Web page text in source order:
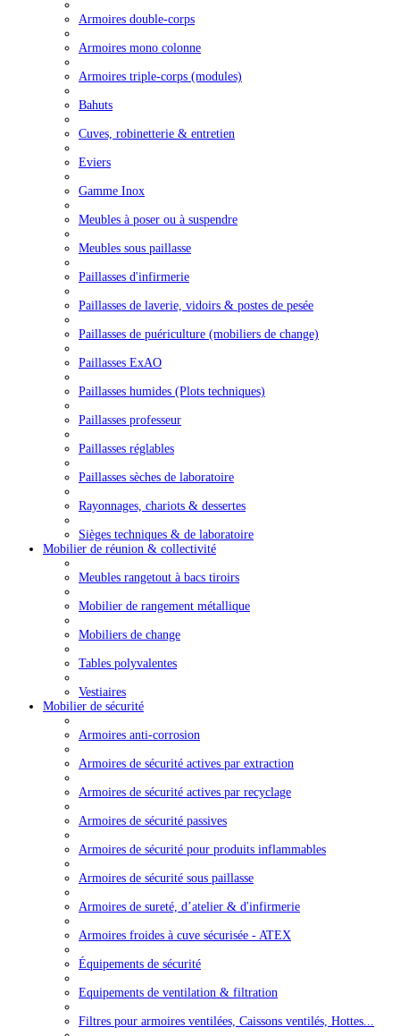
Armoires double-corps
Armoires mono colonne
Armoires triple-corps (modules)
Bahuts
Cuves, robinetterie & entretien
Eviers
Gamme Inox
Meubles à poser ou à suspendre
Meubles sous paillasse
Paillasses d'infirmerie
Paillasses de laverie, vidoirs & postes de pesée
Paillasses de puériculture (mobiliers de change)
Paillasses ExAO
Paillasses humides (Plots techniques)
Paillasses professeur
Paillasses réglables
Paillasses sèches de laboratoire
Rayonnages, chariots & dessertes
Sièges techniques & de laboratoire
Mobilier de réunion & collectivité
Meubles rangetout à bacs tiroirs
Mobilier de rangement métallique
Mobiliers de change
Tables polyvalentes
Vestiaires
Mobilier de sécurité
Armoires anti-corrosion
Armoires de sécurité actives par extraction
Armoires de sécurité actives par recyclage
Armoires de sécurité passives
Armoires de sécurité pour produits inflammables
Armoires de sécurité sous paillasse
Armoires de sureté, d’atelier & d'infirmerie
Armoires froides à cuve sécurisée - ATEX
Équipements de sécurité
Equipements de ventilation & filtration
Filtres pour armoires ventilées, Caissons ventilés, Hottes...